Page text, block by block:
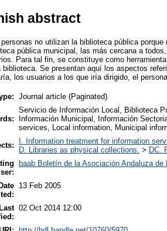
abstract
personas no utilizan la biblioteca pública
pública municipal, las más cercana a
Para tal fin, se constituye como
biblioteca. Se presentan aquí los aspectos
los usuarios a los que iría dirigido, el
Journal article (Paginated)
Servicio de Información Local, Biblioteca
Información Municipal, Información
services, Local information, Municipal
I. Information treatment for information
D. Libraries as physical collections. > DC.
baab Boletín de la Asociación Andaluza de
Date 13 Feb 2005
Last 02 Oct 2014 12:00